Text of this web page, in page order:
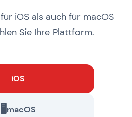
iOS als auch für macOS
Sie Ihre Plattform.
iOS
🖥️ macOS